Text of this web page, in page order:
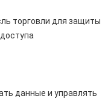
торговли для защиты
данные и управлять